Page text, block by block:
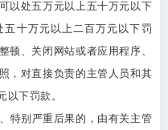
以处五万元以上五十万元以下
十万元以上二百万元以下罚
顿、关闭网站或者应用程序、
，对直接负责的主管人员和其
以下罚款。
特别严重后果的，由有关主管